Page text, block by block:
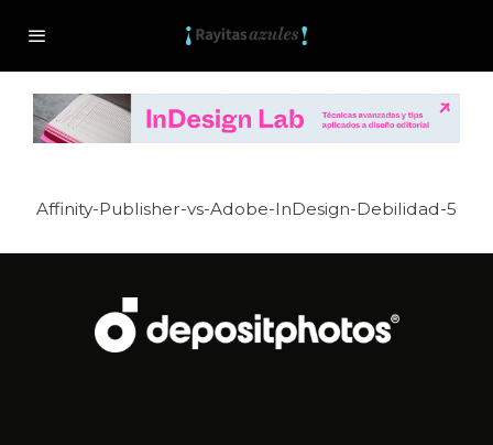
Affinity-Publisher-vs-Adobe-InDesign-Debilidad-5